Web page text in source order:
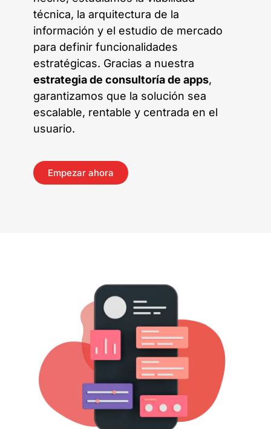
técnica, la arquitectura de la
información y el estudio de mercado
para definir funcionalidades
estratégicas. Gracias a nuestra
estrategia de consultoría de apps,
garantizamos que la solución sea
escalable, rentable y centrada en el
usuario.
Empezar ahora